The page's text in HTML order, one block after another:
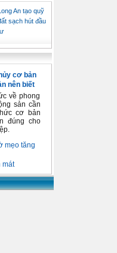
An tạo quỹ
sạch hút đầu
cơ bản
nên biết
về phong
sản cần
cơ bản
đúng cho
mẹo tăng
mát